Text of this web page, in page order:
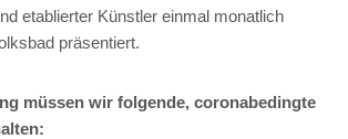
etablierter Künstler einmal monatlich
präsentiert.
müssen wir folgende, coronabedingte